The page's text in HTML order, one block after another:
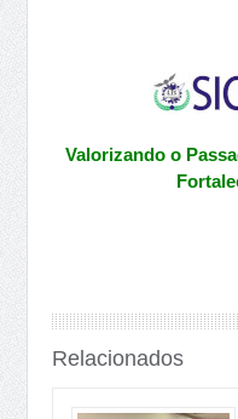
Valorizando o
Relacionados